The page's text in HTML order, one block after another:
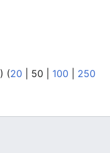
) (20 50 100
250